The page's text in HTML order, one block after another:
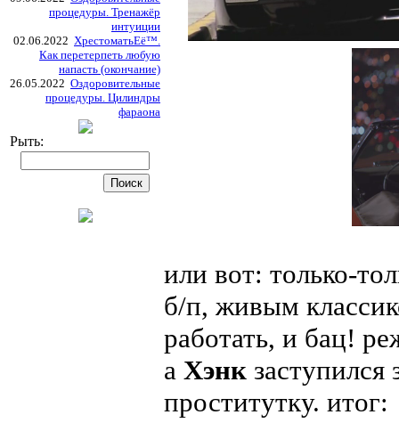
процедуры. Тренажёр
интуиции
02.06.2022 ХрестоматьЕё™.
Как перетерпеть любую
напасть (окончание)
26.05.2022 Оздоровительные
процедуры. Цилиндры
фараона
Рыть:
или вот: только-
б/п, живым
работать, и бац!
а Хэнк
проститутку. итог: